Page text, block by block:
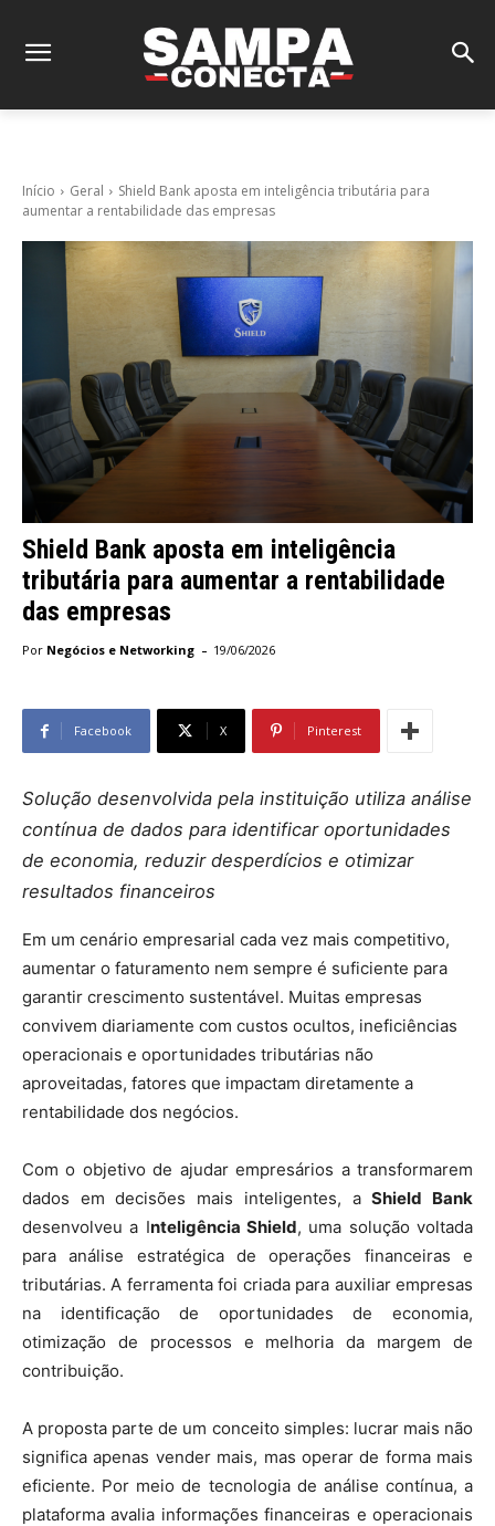
Início Geral
Shield Bank aposta em inteligência tributária para
aumentar a rentabilidade das empresas
Shield Bank aposta em inteligência
tributária para aumentar a rentabilidade
das empresas
Por Negócios e Networking - 19/06/2026
Facebook X Pinterest
Solução desenvolvida pela instituição utiliza análise
contínua de dados para identificar oportunidades
de economia, reduzir desperdícios e otimizar
resultados financeiros
Em um cenário empresarial cada vez mais competitivo,
aumentar o faturamento nem sempre é suficiente para
garantir crescimento sustentável. Muitas empresas
convivem diariamente com custos ocultos, ineficiências
operacionais e oportunidades tributárias não
aproveitadas, fatores que impactam diretamente a
rentabilidade dos negócios.
Com o objetivo de ajudar empresários a transformarem
dados em decisões mais inteligentes, aShield Bank
desenvolveu a Inteligência Shield, uma solução voltada
para análise estratégica de operações financeiras e
tributárias. A ferramenta foi criada para auxiliar empresas
na identificação de oportunidades de economia,
otimização de processos e melhoria da margem de
contribuição.
A proposta parte de um conceito simples: lucrar mais não
significa apenas vender mais, mas operar de forma mais
eficiente. Por meio de tecnologia de análise contínua, a
plataforma avalia informações financeiras e operacionais